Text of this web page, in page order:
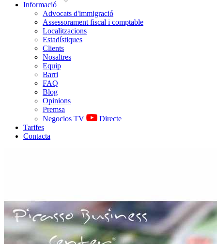
Informació
Advocats d'immigració
Assessorament fiscal i comptable
Localitzacions
Estadístiques
Clients
Nosaltres
Equip
Barri
FAQ
Blog
Opinions
Premsa
Negocios TV
Directe
Tarifes
Contacta